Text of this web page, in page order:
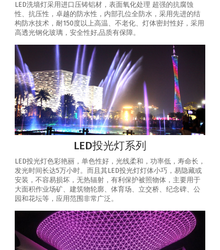
LED洗墙灯采用进口压铸铝材，表面氧化处理 超强的抗腐蚀
性、抗压性，卓越的防水性，内部孔位全防水，采用先进的结
构防水技术，耐150度以上高温、不老化、灯体密封性好，采用
高透光钢化玻璃，安全性好,品质有保障。
LED投光灯系列
LED投光灯色彩艳丽，单色性好，光线柔和，功率低，寿命长，
发光时间长达5万小时。而且其LED投光灯灯体小巧，易隐藏或
安装，不容易损坏，无热辐射，有利保护被照物体，主要用于
大面积作业场矿、建筑物轮廓、体育场、立交桥、纪念碑、公
园和花坛等，应用范围非常广泛。